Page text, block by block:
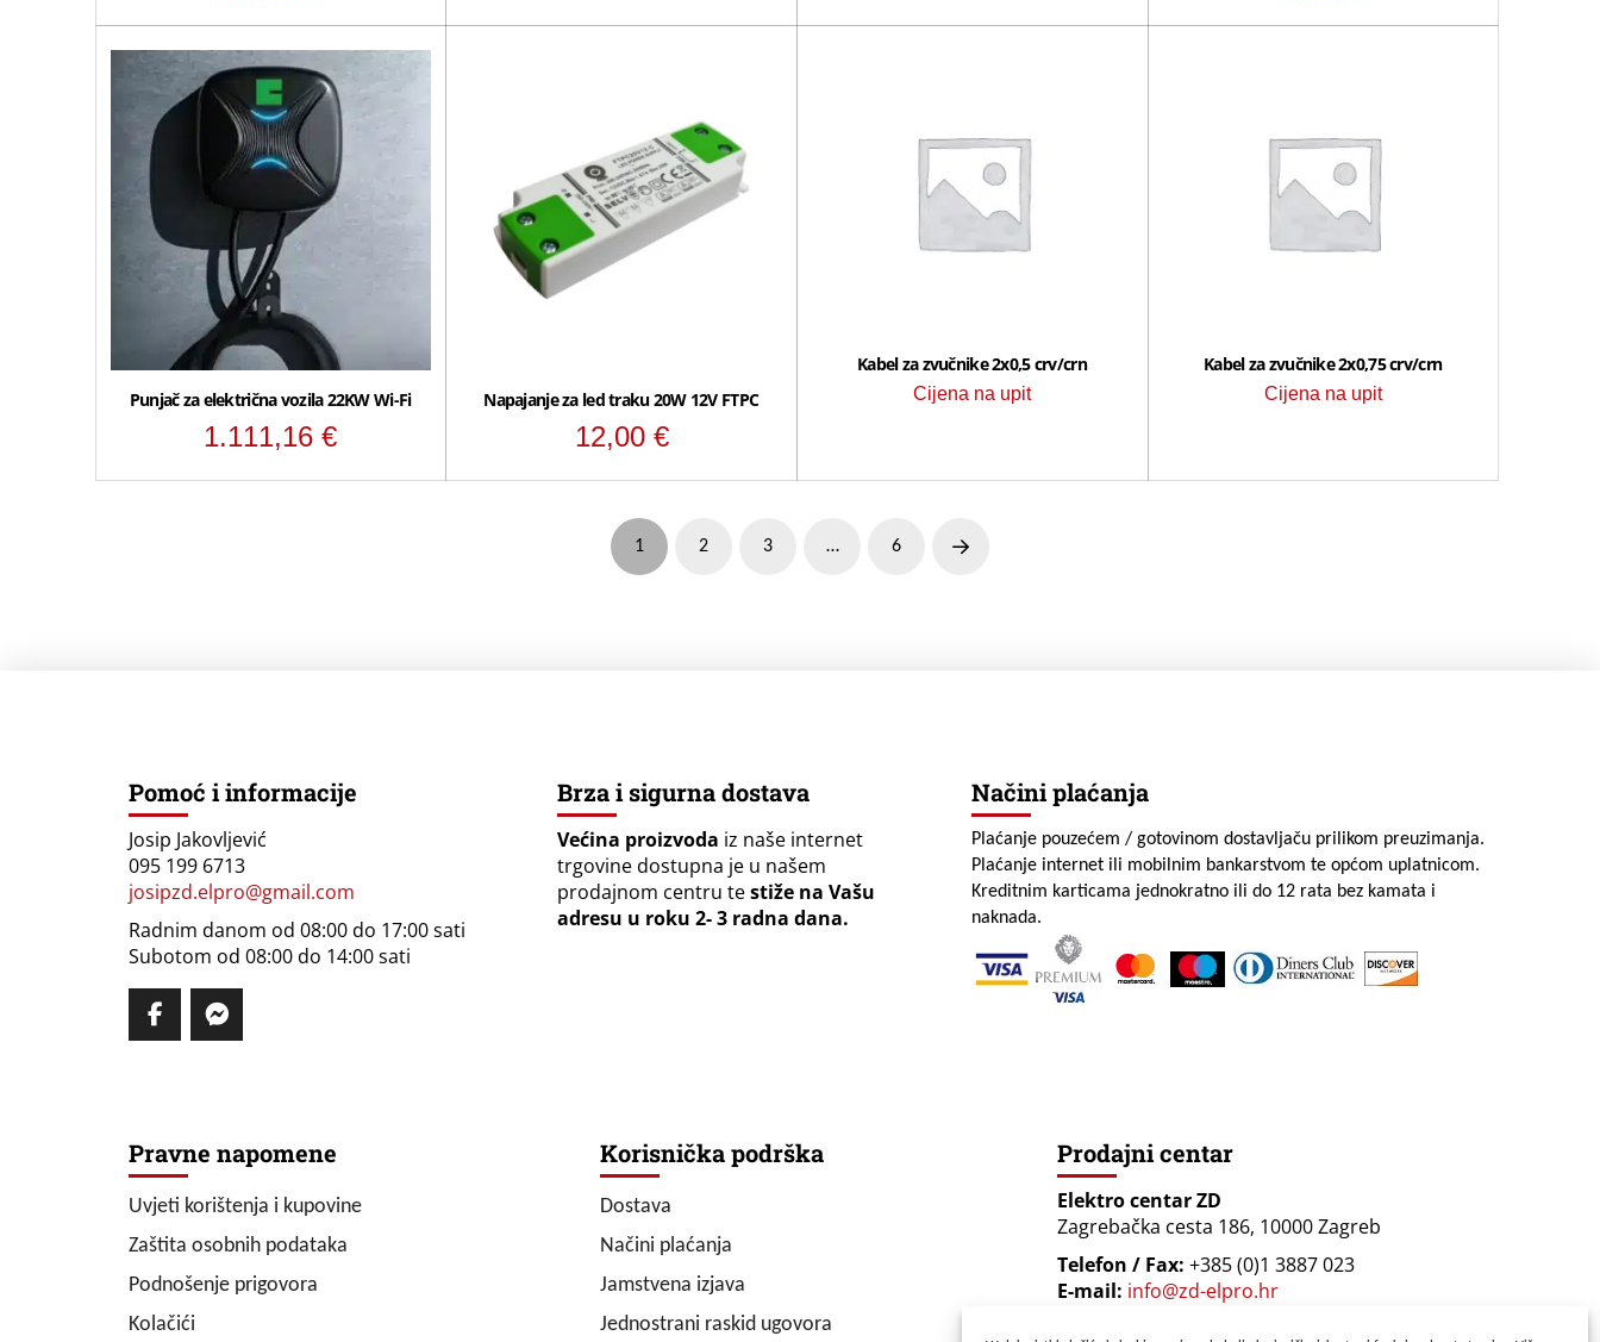
Punjač za električna vozila 22KW Wi-Fi
1.111,16€
Napajanje za led traku 20W 12V FTPC
12,00 €
Kabel za zvučnike 2x0,5 crv/crn
Cijena na upit
Kabel za zvučnike 2x0,75 crv/crn
Cijena na upit
1 2 3 … 6 Next
Pomoć i informacije
Josip Jakovljević
095 199 6713
josipzd.elpro@gmail.com
Radnim danom od 08:00 do 17:00 sati
Subotom od 08:00 do 14:00 sati
Brza i sigurna dostava
Većina proizvoda iz naše internet
trgovine dostupna je u našem
prodajnom centru testiže na Vašu
adresu u roku 2- 3 radna dana.
Načini plaćanja
Plaćanje pouzećem / gotovinom dostavljaču prilikom preuzimanja.
Plaćanje internet ili mobilnim bankarstvom te općom uplatnicom.
Kreditnim karticama jednokratno ili do 12 rata bez kamata i
naknada.
Pravne napomene
Uvjeti korištenja i kupovine
Zaštita osobnih podataka
Podnošenje prigovora
Kolačići
Korisnička podrška
Dostava
Načini plaćanja
Jamstvena izjava
Jednostrani raskid ugovora
Prodajni centar
Elektro centar ZD
Zagrebačka cesta 186, 10000 Zagreb
Telefon / Fax: +385 (0)1 3887 023
E-mail: info@zd-elpro.hr